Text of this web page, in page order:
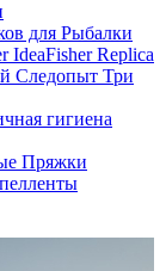
для Рыбалки
IdeaFisherReplica
Следопыт Три
гигиена
Пряжки